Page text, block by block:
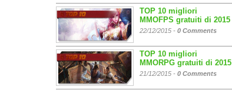
TOP 10 migliori
MMOFPS gratuiti di 2015
22/12/2015 - 0 Comments
TOP 10 migliori
MMORPG gratuiti di 2015
21/12/2015 - 0 Comments